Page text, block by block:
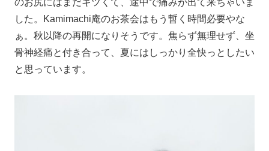
のお尻にはまだキツくて、途中で痛みが出て来ちゃいま
した。Kamimachi庵のお茶会はもう暫く時間必要やな
ぁ。秋以降の再開になりそうです。焦らず無理せず、坐
骨神経痛と付き合って、夏にはしっかり全快っとしたい
と思っています。